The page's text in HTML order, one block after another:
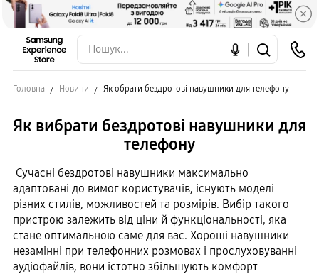
Головна Новини Як обрати бездротові навушники для телефону
Як вибрати бездротові навушники для
телефону
Сучасні бездротові навушники максимально
адаптовані до вимог користувачів, існують моделі
різних стилів, можливостей та розмірів. Вибір такого
пристрою залежить від ціни й функціональності, яка
стане оптимальною саме для вас. Хороші навушники
незамінні при телефонних розмовах і прослуховуванні
аудіофайлів, вони істотно збільшують комфорт